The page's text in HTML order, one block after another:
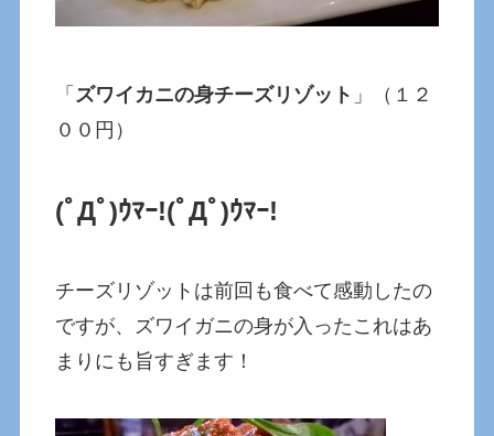
「 ズワイカニの身チーズリゾット 」（１２
００円）
(ﾟДﾟ)ｳﾏｰ!(ﾟДﾟ)ｳﾏｰ!
チーズリゾットは前回も食べて感動したの
ですが、ズワイガニの身が入ったこれはあ
まりにも旨すぎます！